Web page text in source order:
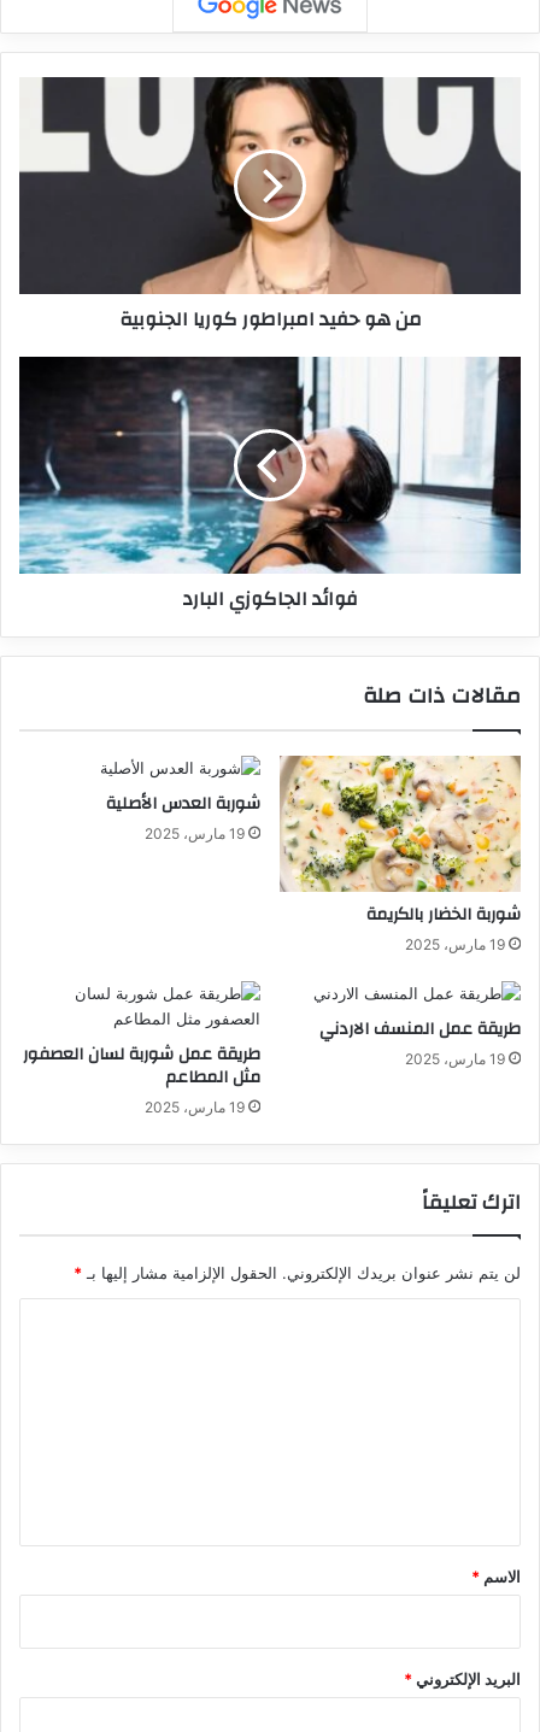
من هو حفيد امبراطور كوريا الجنوبية
فوائد الجاكوزي البارد
مقالات ذات صلة
شوربة الخضار بالكريمة
19 مارس، 2025
شوربة العدس الأصلية
19 مارس، 2025
طريقة عمل المنسف الاردني
19 مارس، 2025 طريقة عمل شوربة لسان العصفور
مثل المطاعم
19 مارس، 2025
اترك تعليقاً
لن يتم نشر عنوان بريدك الإلكتروني. الحقول الإلزامية مشار إليها بـ *
*
الاسم *
البريد الإلكتروني*